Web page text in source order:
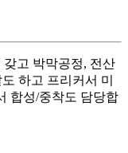
고 박막공정, 전산
하고 프리커서 미
합성/중착도 담당합